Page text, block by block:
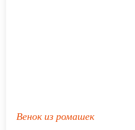
Венок из ромашек